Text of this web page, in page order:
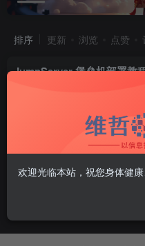
排序 更新 浏览 点赞
JumpServer 堡垒机部署教
3年前
欢迎光临本站，祝您身体健康